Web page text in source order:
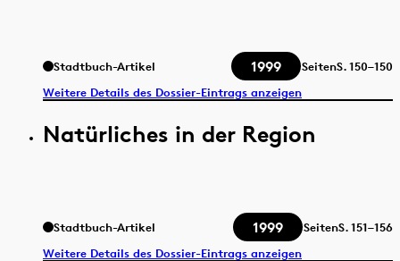
Stadtbuch-Artikel 1999 SeitenS.150–150
Weitere Details des Dossier-Eintrags anzeigen
Natürliches in der Region
Stadtbuch-Artikel 1999 SeitenS.151–156
Weitere Details des Dossier-Eintrags anzeigen